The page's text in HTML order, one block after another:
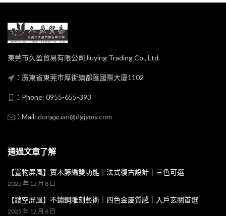
東莞市久盈貿易有限公司Jiuying Trading Co., Ltd.
：廣東省東莞市厚街鎮都匯國際大廈1102
：Phone: 0955-655-393
：Mail: dongguan@dgjymy.com
通過文章了解
【置物屏風】實木藤編雙功能｜法式復古設計｜三色可選
2025 年 12 月 8 日
【鏤空屏風】不鏽鋼雕刻藝術｜四色金屬質感｜入戶玄關首選
2025 年 12 月 6 日